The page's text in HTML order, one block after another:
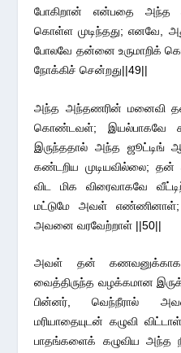
போகிறான் என்பதை அந்த
கொள்ள முடிந்தது;
போலவே தன்னை உருமாறிக்
நோக்கிச் சென்றது||49||
அந்த அந்தணரின் மனைவி
கொண்டவள்; இயல்பாகவே
இருந்ததால் அந்த
கண்டறிய முடியவில்லை;
விட மிக விரைவாகவே
மட்டுமே அவள் எண்ணினாள்;
அவனை வரவேற்றாள் ||50||
அவள் தன் கணவனுக்காக
வைத்திருந்த வழக்கமான
பின்னர், வெந்நீரால்
மரியாதையுடன் கழுவி
பாதங்களைக் கழுவிய அந்த